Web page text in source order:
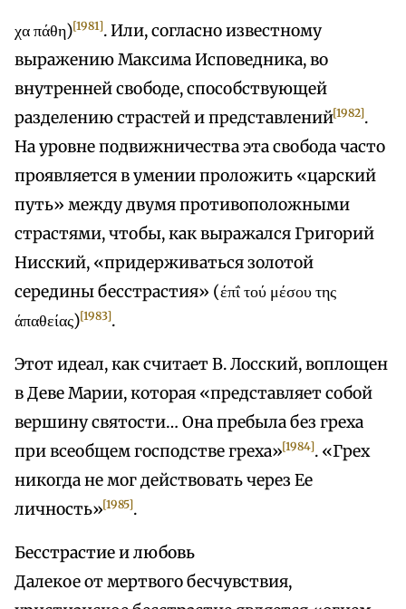
χα πάθη)[1981]. Или, согласно известному
выражению Максима Исповедника, во
внутренней свободе, способствующей
разделению страстей и представлений[1982].
На уровне подвижничества эта свобода часто
проявляется в умении проложить «царский
путь» между двумя противоположными
страстями, чтобы, как выражался Григорий
Нисский, «придерживаться золотой
середины бесстрастия» (έπΐ τού μέσου της
άπαθείας)[1983].
Этот идеал, как считает В. Лосский, воплощен
в Деве Марии, которая «представляет собой
вершину святости… Она пребыла без греха
при всеобщем господстве греха»[1984]. «Грех
никогда не мог действовать через Ее
личность»[1985].
Бесстрастие и любовь
Далекое от мертвого бесчувствия,